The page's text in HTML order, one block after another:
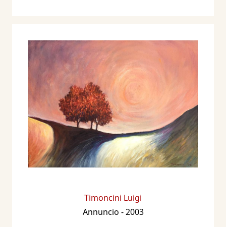
Castello Sforzesco di Milano a cura di Elena
Pontiggia nel 1999/2000; la mostra "Faenza
2000" alla Galleria Civica di Faenza con testi di
C. Marabini e S. Cortesi; la mostra storica
"Figurazione a Milano dal secondo dopoguerra
ad oggi" alla Posteria di Milano a cura di
Fabrizia Buzio Negri; la mostra "Il mito, la
realtà, il capriccio" alla Galleria Arianna Sartori
- Arte di Mantova nel 2003; la mostra "Contorni
la Galleria Arianna Sartori di Mantova la
Timoncini Luigi
Annuncio - 2003